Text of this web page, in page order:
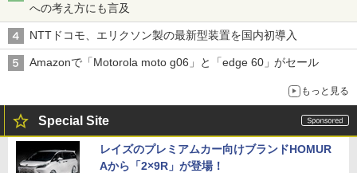
への考え方にも言及
NTTドコモ、エリクソン製の最新型装置を国内初導入
Amazonで「Motorola moto g06」と「edge 60」がセール
もっと見る
Special Site
レイズのプレミアムカー向けブランドHOMUR
Aから「2×9R」が登場！